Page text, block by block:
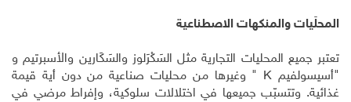
المحلّيات والمنكهات الاصطناعية
تعتبر جميع المحليات التجارية مثل السَكْرَلوز والسَكَارين والأسبرتيم و
"أسيسولفيمK " وغيرها من محليات صناعية من دون أية قيمة
غذائية. وتتسبّب جميعها في اختلالات سلوكية، وإفراط مرضي في